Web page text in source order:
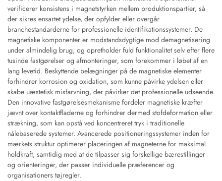
verificerer konsistens i magnetstyrken mellem produktionspartier, så
der sikres ensartet ydelse, der opfylder eller overgår
branchestandarderne for professionelle identifikationssystemer. De
magnetiske komponenter er modstandsdygtige mod demagnetisering
under almindelig brug, og opretholder fuld funktionalitet selv efter flere
tusinde fastgørelser og afmonteringer, som forekommer i løbet af en
lang levetid. Beskyttende belægninger på de magnetiske elementer
forhindrer korrosion og oxidation, som kunne påvirke ydelsen eller
skabe uæstetisk misfarvning, der påvirker det professionelle udseende.
Den innovative fastgørelsesmekanisme fordeler magnetiske kræfter
jævnt over kontaktfladerne og forhindrer dermed stofdeformation eller
strækning, som kan opstå ved koncentreret tryk i traditionelle
nålebaserede systemer. Avancerede positioneringssystemer inden for
mærkets struktur optimerer placeringen af magneterne for maksimal
holdkraft, samtidig med at de tilpasser sig forskellige bærestillinger
og orienteringer, der passer individuelle præferencer og
organisationers tøjregler.